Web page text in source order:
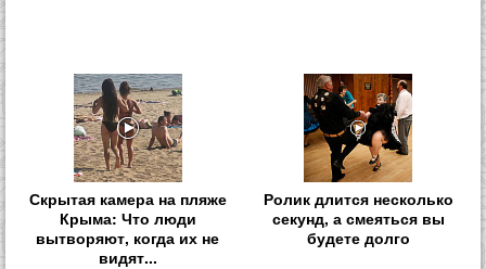
Скрытая камера на пляже
Крыма: Что люди
вытворяют, когда их не
видят...
Ролик длится несколько
секунд, а смеяться вы
будете долго